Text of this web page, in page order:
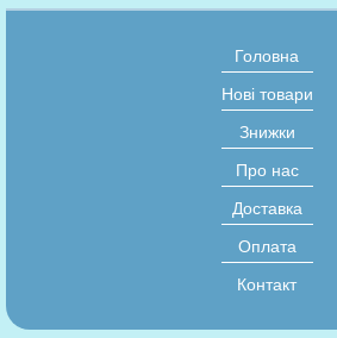
Головна
Нові товари
Знижки
Про нас
Доставка
Оплата
Контакт